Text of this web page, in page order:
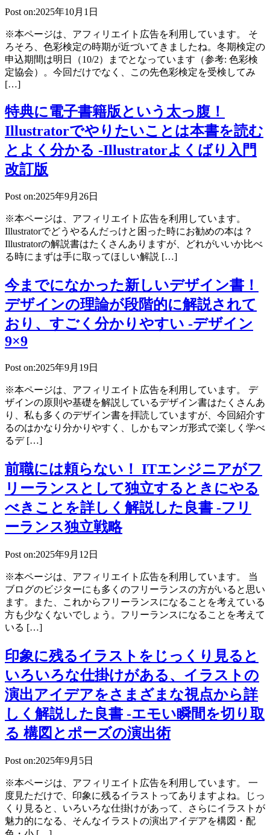
Post on:2025年10月1日
※本ページは、アフィリエイト広告を利用しています。 そ
ろそろ、色彩検定の時期が近づいてきましたね。冬期検定の
申込期間は明日（10/2）までとなっています（参考: 色彩検
定協会）。今回だけでなく、この先色彩検定を受検してみ
[…]
特典に電子書籍版という太っ腹！
Illustratorでやりたいことは本書を読む
とよく分かる -Illustratorよくばり入門
改訂版
Post on:2025年9月26日
※本ページは、アフィリエイト広告を利用しています。
Illustratorでどうやるんだっけと困った時にお勧めの本は？
Illustratorの解説書はたくさんありますが、どれがいいか比べ
る時にまずは手に取ってほしい解説 […]
今までになかった新しいデザイン書！
デザインの理論が段階的に解説されて
おり、すごく分かりやすい -デザイン
9×9
Post on:2025年9月19日
※本ページは、アフィリエイト広告を利用しています。 デ
ザインの原則や基礎を解説しているデザイン書はたくさんあ
り、私も多くのデザイン書を拝読していますが、今回紹介す
るのはかなり分かりやすく、しかもマンガ形式で楽しく学べ
るデ […]
前職には頼らない！ ITエンジニアがフ
リーランスとして独立するときにやる
べきことを詳しく解説した良書 -フリ
ーランス独立戦略
Post on:2025年9月12日
※本ページは、アフィリエイト広告を利用しています。 当
ブログのビジターにも多くのフリーランスの方がいると思い
ます。また、これからフリーランスになることを考えている
方も少なくないでしょう。フリーランスになることを考えて
いる […]
印象に残るイラストをじっくり見ると
いろいろな仕掛けがある、イラストの
演出アイデアをさまざまな視点から詳
しく解説した良書 -エモい瞬間を切り取
る 構図とポーズの演出術
Post on:2025年9月5日
※本ページは、アフィリエイト広告を利用しています。 一
度見ただけで、印象に残るイラストってありますよね。じっ
くり見ると、いろいろな仕掛けがあって、さらにイラストが
魅力的になる、そんなイラストの演出アイデアを構図・配